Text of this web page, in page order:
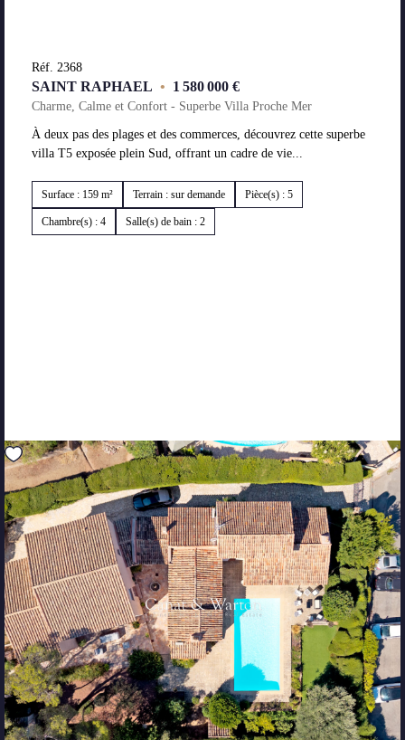
Réf. 2368
SAINT RAPHAEL • 1 580 000 €
Charme, Calme et Confort - Superbe Villa Proche Mer
À deux pas des plages et des commerces, découvrez cette superbe
villa T5 exposée plein Sud, offrant un cadre de vie...
Surface : 159 m² Terrain : sur demande Pièce(s) : 5
Chambre(s) : 4 Salle(s) de bain : 2